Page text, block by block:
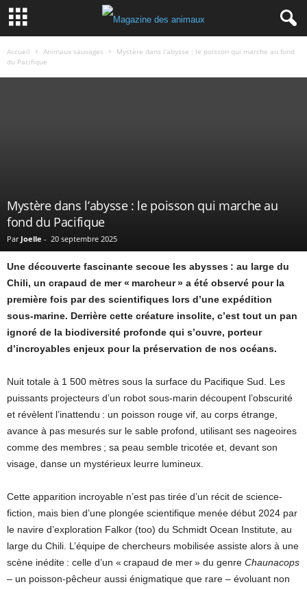
Accueil Animaux sauvages
Mystère dans l’abysse : le poisson qui marche au fond
du Pacifique
Mystère dans l’abysse : le poisson qui marche au
fond du Pacifique
Par Joelle - 20 septembre 2025
Une découverte fascinante secoue les abysses : au large du
Chili, un crapaud de mer « marcheur » a été observé pour la
première fois par des scientifiques lors d’une expédition
sous-marine. Derrière cette créature insolite, c’est tout un pan
ignoré de la biodiversité profonde qui s’ouvre, porteur
d’incroyables enjeux pour la préservation de nos océans.
Nuit totale à 1 500 mètres sous la surface du Pacifique Sud. Les
puissants projecteurs d’un robot sous-marin découpent l’obscurité
et révèlent l’inattendu : un poisson rouge vif, au corps étrange,
avance à pas mesurés sur le sable profond, utilisant ses nageoires
comme des membres ; sa peau semble tricotée et, devant son
visage, danse un mystérieux leurre lumineux.
Cette apparition incroyable n’est pas tirée d’un récit de science-
fiction, mais bien d’une plongée scientifique menée début 2024 par
le navire d’exploration Falkor (too) du Schmidt Ocean Institute, au
large du Chili. L’équipe de chercheurs mobilisée assiste alors à une
scène inédite : celle d’un « crapaud de mer » du genre Chaunacops
– un poisson-pêcheur aussi énigmatique que rare – évoluant non